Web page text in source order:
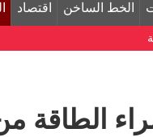
الخط الساخن اقتصاد
الطاقة